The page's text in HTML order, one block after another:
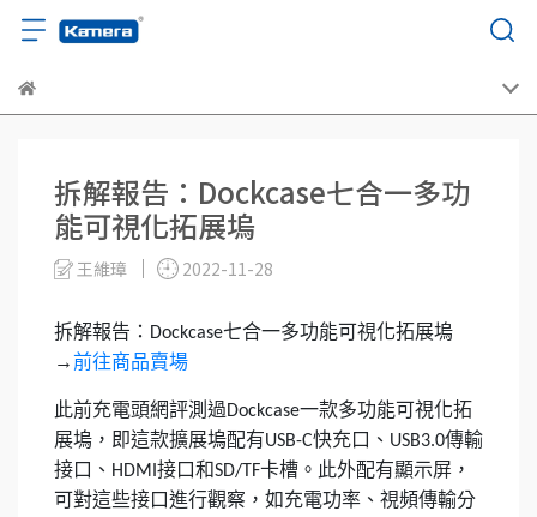
拆解報告：Dockcase七合一多功
能可視化拓展塢
王維璋 2022-11-28
拆解報告： Dockcase七合一多功能可視化拓展塢
→前往商品賣場
此前充電頭網評測過Dockcase一款多功能可視化拓
展塢，即這款擴展塢配有USB-C快充口、 USB3.0傳輸
接口、 HDMI 接口和SD/TF卡槽。此外配有顯示屏，
可對這些接口進行觀察，如充電功率、視頻傳輸分